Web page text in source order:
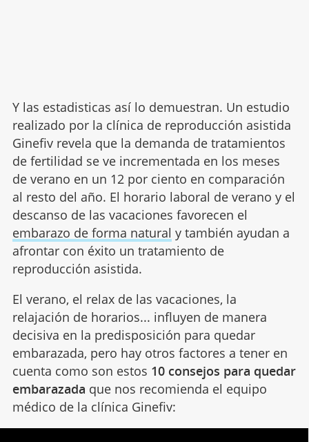
Y las estadisticas así lo demuestran. Un estudio
realizado por la clínica de reproducción asistida
Ginefiv revela que la demanda de tratamientos
de fertilidad se ve incrementada en los meses
de verano en un 12 por ciento en comparación
al resto del año. El horario laboral de verano y el
descanso de las vacaciones favorecen el
embarazo de forma natural y también ayudan a
afrontar con éxito un tratamiento de
reproducción asistida.
El verano, el relax de las vacaciones, la
relajación de horarios... influyen de manera
decisiva en la predisposición para quedar
embarazada, pero hay otros factores a tener en
cuenta como son estos 10 consejos para quedar
embarazada que nos recomienda el equipo
médico de la clínica Ginefiv: